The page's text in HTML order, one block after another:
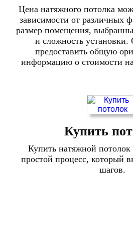
Цена натяжного потолка
зависимости от различных
размер помещения,
и сложность
предоставить общую
информацию о стоимости
Купить
Купить натяжной потолок
простой процесс, который
шагов.